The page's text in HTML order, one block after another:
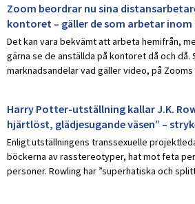
Zoom beordrar nu sina
kontoret – gäller de som arbetar
Det kan vara bekvämt att arbeta hemifrån,
gärna se de anställda på kontoret då och
marknadsandelar vad gäller video, på
Harry Potter-utställning kallar J.K.
hjärtlöst, glädjesugande väsen” –
Enligt utställningens transsexuelle
böckerna av rasstereotyper, hat mot feta
personer. Rowling har ”superhatiska och